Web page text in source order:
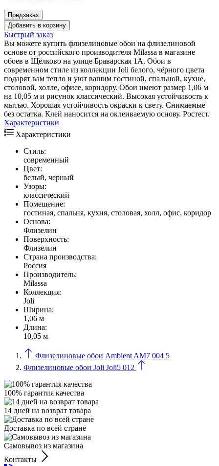
Предзаказ
Добавить в корзину
Быстрый заказ
Вы можете купить флизелиновые обои на флизелиновой
основе от российского производителя Milassa в магазине
обоев в Щёлково на улице Браварская 1А. Обои в
современном стиле из коллекции Joli белого, чёрного цвета
подарят вам тепло и уют вашим гостиной, спальной, кухне,
столовой, холле, офисе, коридору. Обои имеют размер 1,06 м
на 10,05 м и рисунок классический. Высокая устойчивость к
мытью. Хорошая устойчивость окраски к свету. Снимаемые
без остатка. Клей наносится на оклеиваемую основу. Ростест.
Характеристики
Характеристики
Стиль:
современный
Цвет:
белый, черный
Узоры:
классический
Помещение:
гостиная, спальня, кухня, столовая, холл, офис, коридор
Основа:
Флизелин
Поверхность:
Флизелин
Страна производства:
Россия
Производитель:
Milassa
Коллекция:
Joli
Ширина:
1,06 м
Длина:
10,05 м
Флизелиновые обои Ambient AM7 004 5
Флизелиновые обои Joli Joli5 012
100% гарантия качества
14 дней на возврат товара
Доставка по всей стране
Самовывоз из магазина
Контакты